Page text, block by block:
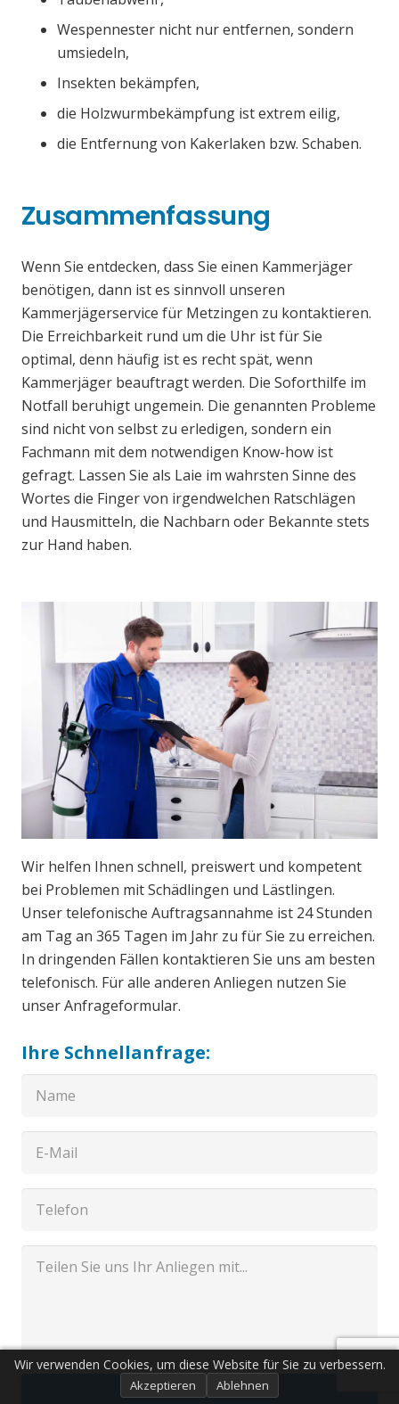
Wespennester nicht nur entfernen, sondern
umsiedeln,
Insekten bekämpfen,
die Holzwurmbekämpfung ist extrem eilig,
die Entfernung von Kakerlaken bzw. Schaben.
Zusammenfassung
Wenn Sie entdecken, dass Sie einen Kammerjäger
benötigen, dann ist es sinnvoll unseren
Kammerjägerservice für Metzingen zu kontaktieren.
Die Erreichbarkeit rund um die Uhr ist für Sie
optimal, denn häufig ist es recht spät, wenn
Kammerjäger beauftragt werden. Die Soforthilfe im
Notfall beruhigt ungemein. Die genannten Probleme
sind nicht von selbst zu erledigen, sondern ein
Fachmann mit dem notwendigen Know-how ist
gefragt. Lassen Sie als Laie im wahrsten Sinne des
Wortes die Finger von irgendwelchen Ratschlägen
und Hausmitteln, die Nachbarn oder Bekannte stets
zur Hand haben.
Wir helfen Ihnen schnell, preiswert und kompetent
bei Problemen mit Schädlingen und Lästlingen.
Unser telefonische Auftragsannahme ist 24 Stunden
am Tag an 365 Tagen im Jahr zu für Sie zu erreichen.
In dringenden Fällen kontaktieren Sie uns am besten
telefonisch. Für alle anderen Anliegen nutzen Sie
unser Anfrageformular.
Ihre Schnellanfrage:
Senden
Wir verwenden Cookies, um diese Website für Sie zu verbessern.
Akzeptieren Ablehnen